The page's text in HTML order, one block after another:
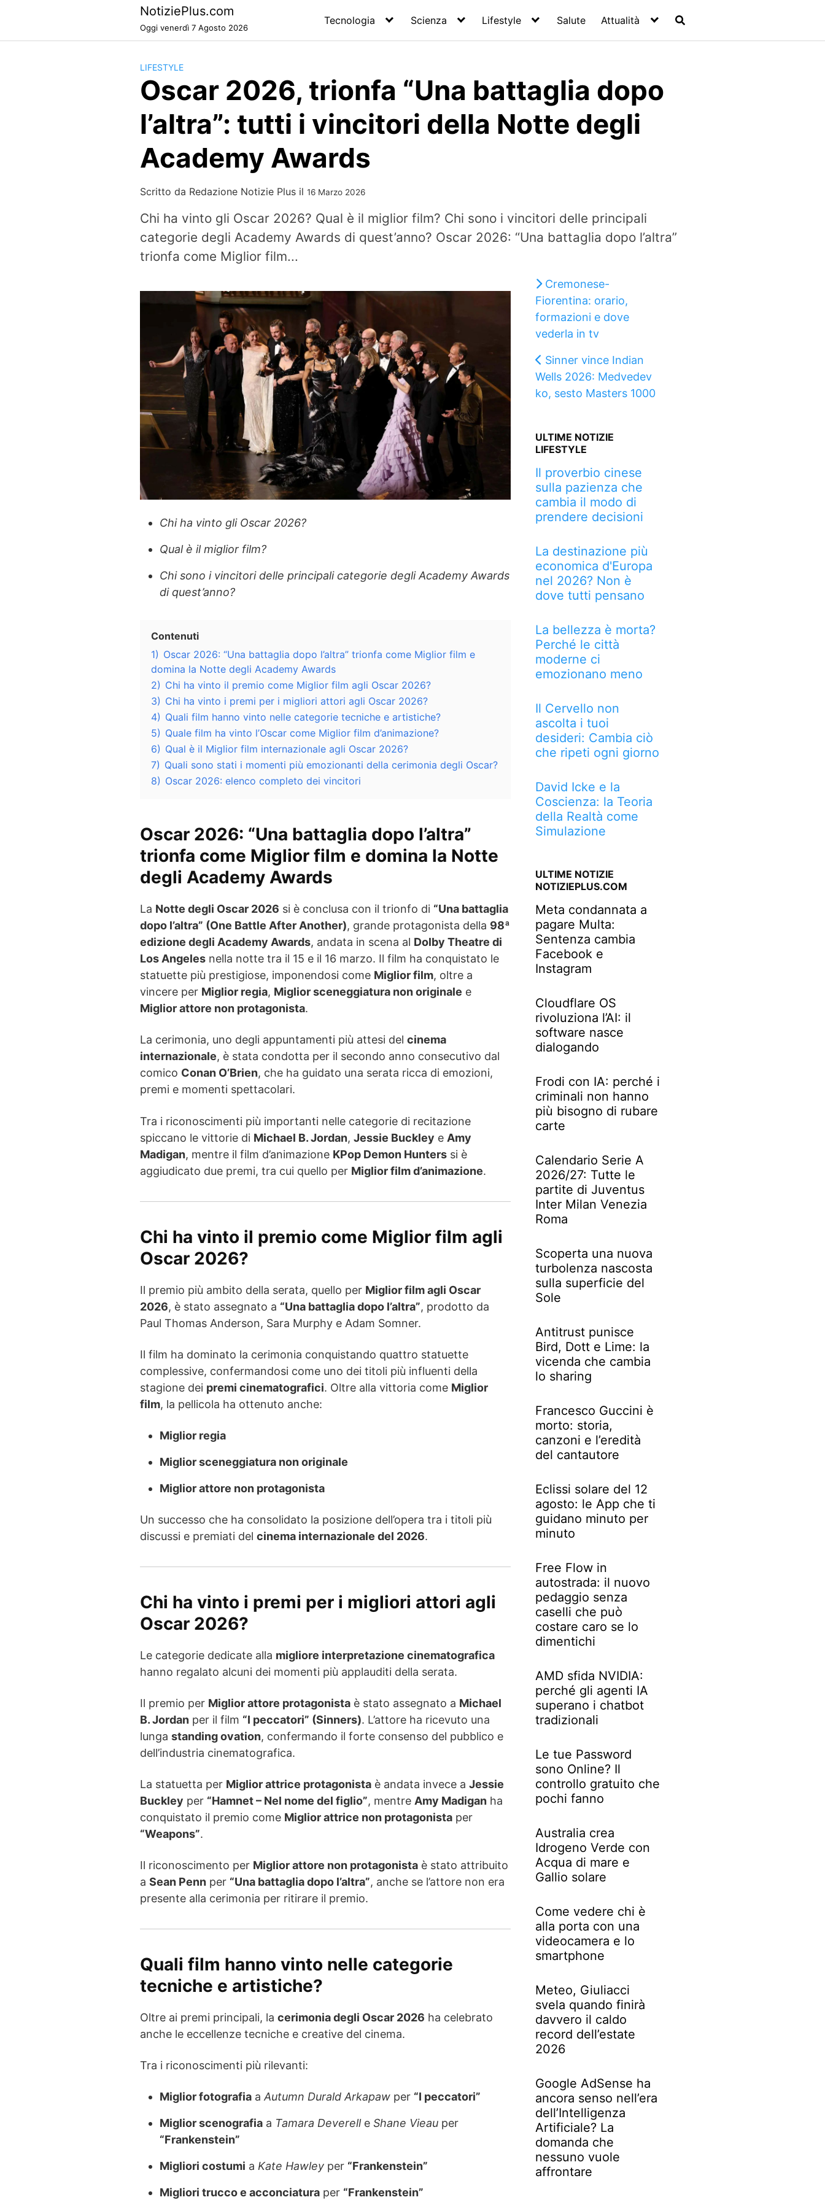
NotiziePlus.com
Oggi venerdì 7 Agosto 2026
Tecnologia Scienza Lifestyle Salute Attualità
LIFESTYLE
Oscar 2026, trionfa “Una battaglia dopo
l’altra”: tutti i vincitori della Notte degli
Academy Awards
Scritto da Redazione Notizie Plus il 16 Marzo 2026
Chi ha vinto gli Oscar 2026? Qual è il miglior film? Chi sono i vincitori delle principali
categorie degli Academy Awards di quest’anno? Oscar 2026: “Una battaglia dopo l’altra”
trionfa come Miglior film...
Chi ha vinto gli Oscar 2026?
Qual è il miglior film?
Chi sono i vincitori delle principali categorie degli Academy Awards
di quest’anno?
Contenuti
1) Oscar 2026: “Una battaglia dopo l’altra” trionfa come Miglior film e
domina la Notte degli Academy Awards
2) Chi ha vinto il premio come Miglior film agli Oscar 2026?
3) Chi ha vinto i premi per i migliori attori agli Oscar 2026?
4) Quali film hanno vinto nelle categorie tecniche e artistiche?
5) Quale film ha vinto l’Oscar come Miglior film d’animazione?
6) Qual è il Miglior film internazionale agli Oscar 2026?
7) Quali sono stati i momenti più emozionanti della cerimonia degli Oscar?
8) Oscar 2026: elenco completo dei vincitori
Oscar 2026: “Una battaglia dopo l’altra”
trionfa come Miglior film e domina la Notte
degli Academy Awards
La Notte degli Oscar 2026 si è conclusa con il trionfo di “Una battaglia
dopo l’altra” (One Battle After Another), grande protagonista della 98ª
edizione degli Academy Awards, andata in scena al Dolby Theatre di
Los Angeles nella notte tra il 15 e il 16 marzo. Il film ha conquistato le
statuette più prestigiose, imponendosi come Miglior film, oltre a
vincere per Miglior regia, Miglior sceneggiatura non originale e
Miglior attore non protagonista.
La cerimonia, uno degli appuntamenti più attesi del cinema
internazionale, è stata condotta per il secondo anno consecutivo dal
comico Conan O’Brien, che ha guidato una serata ricca di emozioni,
premi e momenti spettacolari.
Tra i riconoscimenti più importanti nelle categorie di recitazione
spiccano le vittorie di Michael B. Jordan, Jessie Buckley e Amy
Madigan, mentre il film d’animazione KPop Demon Hunters si è
aggiudicato due premi, tra cui quello per Miglior film d’animazione.
Chi ha vinto il premio come Miglior film agli
Oscar 2026?
Il premio più ambito della serata, quello per Miglior film agli Oscar
2026, è stato assegnato a “Una battaglia dopo l’altra”, prodotto da
Paul Thomas Anderson, Sara Murphy e Adam Somner.
Il film ha dominato la cerimonia conquistando quattro statuette
complessive, confermandosi come uno dei titoli più influenti della
stagione dei premi cinematografici. Oltre alla vittoria come Miglior
film, la pellicola ha ottenuto anche:
Miglior regia
Miglior sceneggiatura non originale
Miglior attore non protagonista
Un successo che ha consolidato la posizione dell’opera tra i titoli più
discussi e premiati del cinema internazionale del 2026.
Chi ha vinto i premi per i migliori attori agli
Oscar 2026?
Le categorie dedicate alla migliore interpretazione cinematografica
hanno regalato alcuni dei momenti più applauditi della serata.
Il premio per Miglior attore protagonista è stato assegnato a Michael
B. Jordan per il film “I peccatori” (Sinners). L’attore ha ricevuto una
lunga standing ovation, confermando il forte consenso del pubblico e
dell’industria cinematografica.
La statuetta per Miglior attrice protagonista è andata invece a Jessie
Buckley per “Hamnet – Nel nome del figlio”, mentre Amy Madigan ha
conquistato il premio come Miglior attrice non protagonista per
“Weapons”.
Il riconoscimento per Miglior attore non protagonista è stato attribuito
a Sean Penn per “Una battaglia dopo l’altra”, anche se l’attore non era
presente alla cerimonia per ritirare il premio.
Quali film hanno vinto nelle categorie
tecniche e artistiche?
Oltre ai premi principali, la cerimonia degli Oscar 2026 ha celebrato
anche le eccellenze tecniche e creative del cinema.
Tra i riconoscimenti più rilevanti:
Miglior fotografia a Autumn Durald Arkapaw per “I peccatori”
Miglior scenografia a Tamara Deverelle Shane Vieau per
“Frankenstein”
Migliori costumi a Kate Hawley per “Frankenstein”
Migliori trucco e acconciatura per “Frankenstein”
Cremonese-
Fiorentina: orario,
formazioni e dove
vederla in tv
Sinner vince Indian
Wells 2026: Medvedev
ko, sesto Masters 1000
ULTIME NOTIZIE
LIFESTYLE
Il proverbio cinese
sulla pazienza che
cambia il modo di
prendere decisioni
La destinazione più
economica d'Europa
nel 2026? Non è
dove tutti pensano
La bellezza è morta?
Perché le città
moderne ci
emozionano meno
Il Cervello non
ascolta i tuoi
desideri: Cambia ciò
che ripeti ogni giorno
David Icke e la
Coscienza: la Teoria
della Realtà come
Simulazione
ULTIME NOTIZIE
NOTIZIEPLUS.COM
Meta condannata a
pagare Multa:
Sentenza cambia
Facebook e
Instagram
Cloudflare OS
rivoluziona l’AI: il
software nasce
dialogando
Frodi con IA: perché i
criminali non hanno
più bisogno di rubare
carte
Calendario Serie A
2026/27: Tutte le
partite di Juventus
Inter Milan Venezia
Roma
Scoperta una nuova
turbolenza nascosta
sulla superficie del
Sole
Antitrust punisce
Bird, Dott e Lime: la
vicenda che cambia
lo sharing
Francesco Guccini è
morto: storia,
canzoni e l’eredità
del cantautore
Eclissi solare del 12
agosto: le App che ti
guidano minuto per
minuto
Free Flow in
autostrada: il nuovo
pedaggio senza
caselli che può
costare caro se lo
dimentichi
AMD sfida NVIDIA:
perché gli agenti IA
superano i chatbot
tradizionali
Le tue Password
sono Online? Il
controllo gratuito che
pochi fanno
Australia crea
Idrogeno Verde con
Acqua di mare e
Gallio solare
Come vedere chi è
alla porta con una
videocamera e lo
smartphone
Meteo, Giuliacci
svela quando finirà
davvero il caldo
record dell’estate
2026
Google AdSense ha
ancora senso nell’era
dell’Intelligenza
Artificiale? La
domanda che
nessuno vuole
affrontare